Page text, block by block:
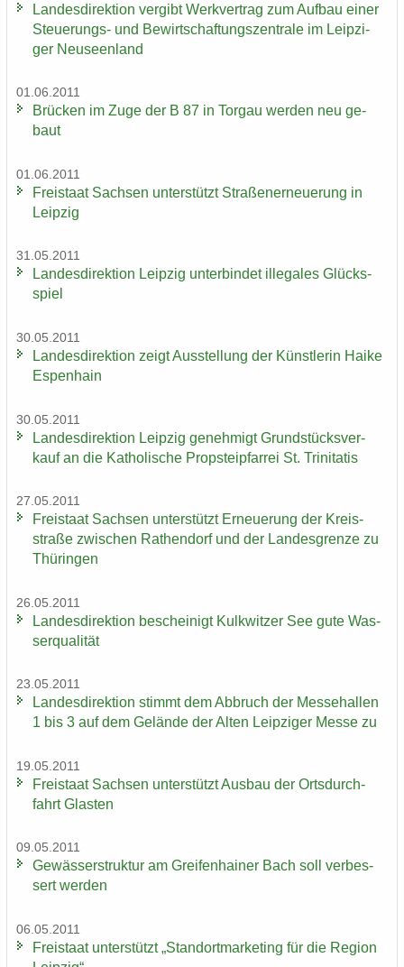
Lan­des­di­rek­ti­on ver­gibt Werk­ver­trag zum Auf­bau einer
Steuerungs-​ und Be­wirt­schaf­tungs­zen­tra­le im Leip­zi­
ger Neu­seen­land
01.06.2011
Brü­cken im Zuge der B 87 in Tor­gau wer­den neu ge­
baut
01.06.2011
Frei­staat Sach­sen un­ter­stützt Stra­ßen­er­neue­rung in
Leip­zig
31.05.2011
Lan­des­di­rek­ti­on Leip­zig un­ter­bin­det il­le­ga­les Glücks­
spiel
30.05.2011
Lan­des­di­rek­ti­on zeigt Aus­stel­lung der Künst­le­rin Haike
Es­pen­hain
30.05.2011
Lan­des­di­rek­ti­on Leip­zig ge­neh­migt Grund­stücks­ver­
kauf an die Ka­tho­li­sche Propstei­pfar­rei St. Tri­ni­ta­tis
27.05.2011
Frei­staat Sach­sen un­ter­stützt Er­neue­rung der Kreis­
stra­ße zwi­schen Ra­then­dorf und der Lan­des­gren­ze zu
Thü­rin­gen
26.05.2011
Lan­des­di­rek­ti­on be­schei­nigt Kulk­wit­zer See gute Was­
ser­qua­li­tät
23.05.2011
Lan­des­di­rek­ti­on stimmt dem Ab­bruch der Mes­se­hal­len
1 bis 3 auf dem Ge­län­de der Alten Leip­zi­ger Messe zu
19.05.2011
Frei­staat Sach­sen un­ter­stützt Aus­bau der Orts­durch­
fahrt Glas­ten
09.05.2011
Ge­wäs­ser­struk­tur am Grei­fen­hai­ner Bach soll ver­bes­
sert wer­den
06.05.2011
Frei­staat un­ter­stützt „Stand­ort­mar­ke­ting für die Re­gi­on